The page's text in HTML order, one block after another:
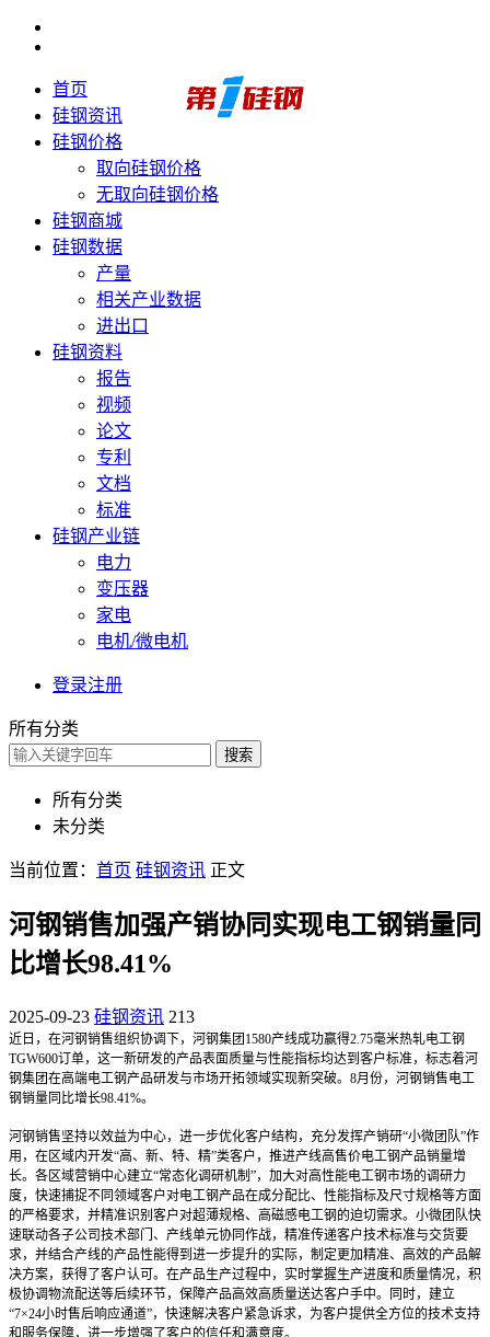
首页
硅钢资讯
硅钢价格
取向硅钢价格
无取向硅钢价格
硅钢商城
硅钢数据
产量
相关产业数据
进出口
硅钢资料
报告
视频
论文
专利
文档
标准
硅钢产业链
电力
变压器
家电
电机/微电机
登录注册
所有分类
搜索
所有分类
未分类
当前位置： 首页 硅钢资讯 正文
河钢销售加强产销协同实现电工钢销量同
比增长98.41%
2025-09-23 硅钢资讯 213
近日，在河钢销售组织协调下，河钢集团1580产线成功赢得2.75毫米热轧电工钢
TGW600订单，这一新研发的产品表面质量与性能指标均达到客户标准，标志着河
钢集团在高端电工钢产品研发与市场开拓领域实现新突破。8月份，河钢销售电工
钢销量同比增长98.41%。
河钢销售坚持以效益为中心，进一步优化客户结构，充分发挥产销研“小微团队”作
用，在区域内开发“高、新、特、精”类客户，推进产线高售价电工钢产品销量增
长。各区域营销中心建立“常态化调研机制”，加大对高性能电工钢市场的调研力
度，快速捕捉不同领域客户对电工钢产品在成分配比、性能指标及尺寸规格等方面
的严格要求，并精准识别客户对超薄规格、高磁感电工钢的迫切需求。小微团队快
速联动各子公司技术部门、产线单元协同作战，精准传递客户技术标准与交货要
求，并结合产线的产品性能得到进一步提升的实际，制定更加精准、高效的产品解
决方案，获得了客户认可。在产品生产过程中，实时掌握生产进度和质量情况，积
极协调物流配送等后续环节，保障产品高效高质量送达客户手中。同时，建立
“7×24小时售后响应通道”，快速解决客户紧急诉求，为客户提供全方位的技术支持
和服务保障，进一步增强了客户的信任和满意度。